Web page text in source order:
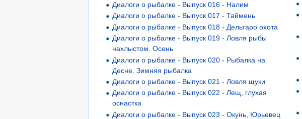
Диалоги о рыбалке - Выпуск 016 - Налим
Диалоги о рыбалке - Выпуск 017 - Таймень
Диалоги о рыбалке - Выпуск 018 - Дельтаро охота
Диалоги о рыбалке - Выпуск 019 - Ловля рыбы
нахлыстом. Осень
Диалоги о рыбалке - Выпуск 020 - Рыбалка на
Десне. Зимняя рыбалка
Диалоги о рыбалке - Выпуск 021 - Ловля щуки
Диалоги о рыбалке - Выпуск 022 - Лещ, глухая
оснастка
Диалоги о рыбалке - Выпуск 023 - Окунь, Юрьевец